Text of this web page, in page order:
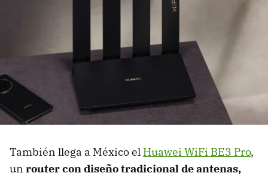
También llega a México el Huawei WiFi BE3 Pro,
un routercon diseño tradicional de antenas,